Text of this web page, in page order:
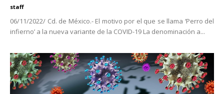
staff
06/11/2022/ Cd. de México.- El motivo por el que se llama ‘Perro del
infierno’ a la nueva variante de la COVID-19 La denominación a...